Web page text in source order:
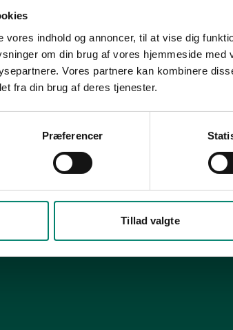
vores indhold og annoncer, til at vise dig
om din brug af vores hjemmeside med
Vores partnere kan kombinere
fra din brug af deres tjenester.
Præferencer
Tillad valgte